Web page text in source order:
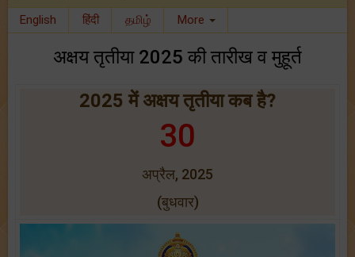
English
हिंदी தமிழ் More
अक्षय तृतीया 2025 की तारीख व मुहूर्त
2025 में अक्षय तृतीया कब है?
30
अप्रैल, 2025
(बुधवार)